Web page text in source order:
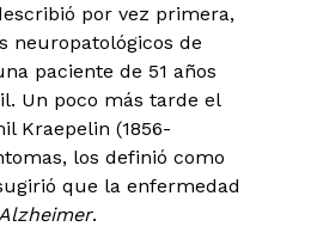
por vez primera,
neuropatológicos de
paciente de 51 años
Un poco más tarde el
Kraepelin (1856-
los definió como
que la enfermedad
.